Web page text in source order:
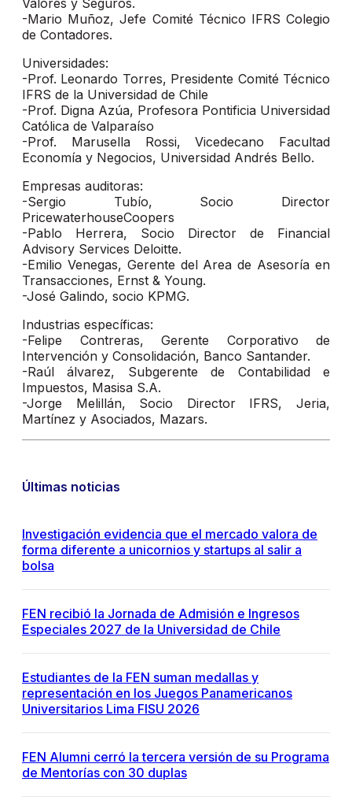
Valores y Seguros.
-Mario Muñoz, Jefe Comité Técnico IFRS Colegio
de Contadores.
Universidades:
-Prof. Leonardo Torres, Presidente Comité Técnico
IFRS de la Universidad de Chile
-Prof. Digna Azúa, Profesora Pontificia Universidad
Católica de Valparaíso
-Prof. Marusella Rossi, Vicedecano Facultad
Economía y Negocios, Universidad Andrés Bello.
Empresas auditoras:
-Sergio Tubío, Socio Director
PricewaterhouseCoopers
-Pablo Herrera, Socio Director de Financial
Advisory Services Deloitte.
-Emilio Venegas, Gerente del Area de Asesoría en
Transacciones, Ernst & Young.
-José Galindo, socio KPMG.
Industrias específicas:
-Felipe Contreras, Gerente Corporativo de
Intervención y Consolidación, Banco Santander.
-Raúl álvarez, Subgerente de Contabilidad e
Impuestos, Masisa S.A.
-Jorge Melillán, Socio Director IFRS, Jeria,
Martínez y Asociados, Mazars.
Últimas noticias
Investigación evidencia que el mercado valora de
forma diferente a unicornios y startups al salir a
bolsa
FEN recibió la Jornada de Admisión e Ingresos
Especiales 2027 de la Universidad de Chile
Estudiantes de la FEN suman medallas y
representación en los Juegos Panamericanos
Universitarios Lima FISU 2026
FEN Alumni cerró la tercera versión de su Programa
de Mentorías con 30 duplas